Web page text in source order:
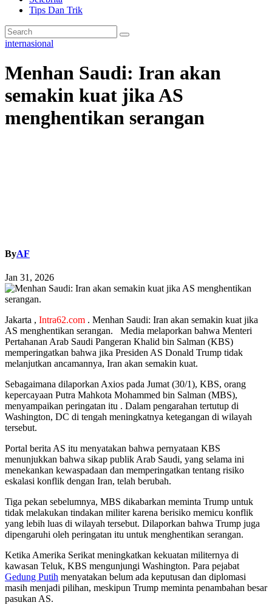
Tips Dan Trik
internasional
Menhan Saudi: Iran akan
semakin kuat jika AS
menghentikan serangan
ByAF
Jan 31, 2026
Jakarta , Intra62.com . Menhan Saudi: Iran akan semakin kuat jika
AS menghentikan serangan. Media melaporkan bahwa Menteri
Pertahanan Arab Saudi Pangeran Khalid bin Salman (KBS)
memperingatkan bahwa jika Presiden AS Donald Trump tidak
melanjutkan ancamannya, Iran akan semakin kuat.
Sebagaimana dilaporkan Axios pada Jumat (30/1), KBS, orang
kepercayaan Putra Mahkota Mohammed bin Salman (MBS),
menyampaikan peringatan itu . Dalam pengarahan tertutup di
Washington, DC di tengah meningkatnya ketegangan di wilayah
tersebut.
Portal berita AS itu menyatakan bahwa pernyataan KBS
menunjukkan bahwa sikap publik Arab Saudi, yang selama ini
menekankan kewaspadaan dan memperingatkan tentang risiko
eskalasi konflik dengan Iran, telah berubah.
Tiga pekan sebelumnya, MBS dikabarkan meminta Trump untuk
tidak melakukan tindakan militer karena berisiko memicu konflik
yang lebih luas di wilayah tersebut. Dilaporkan bahwa Trump juga
dipengaruhi oleh peringatan itu untuk menghentikan serangan.
Ketika Amerika Serikat meningkatkan kekuatan militernya di
kawasan Teluk, KBS mengunjungi Washington. Para pejabat
Gedung Putih menyatakan belum ada keputusan dan diplomasi
masih menjadi pilihan, meskipun Trump meminta penambahan besar
pasukan AS.